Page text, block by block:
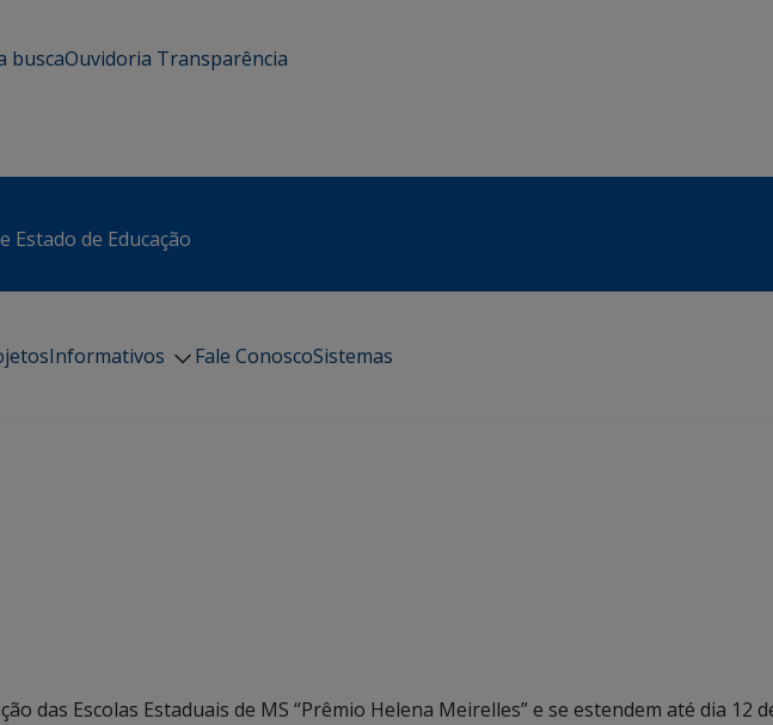
buscaOuvidoria Transparência
Estado de Educação
Informativos Fale ConoscoSistemas
das Escolas Estaduais de MS “Prêmio Helena Meirelles” e se estendem até dia 12